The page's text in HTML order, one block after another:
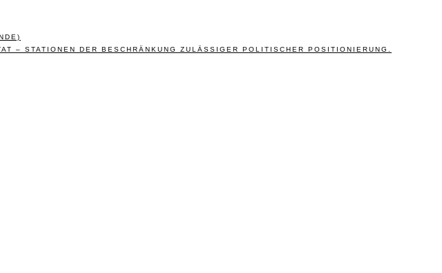
– STATIONEN DER BESCHRÄNKUNG ZULÄSSIGER POLITISCHER POSITIONIERUNG.